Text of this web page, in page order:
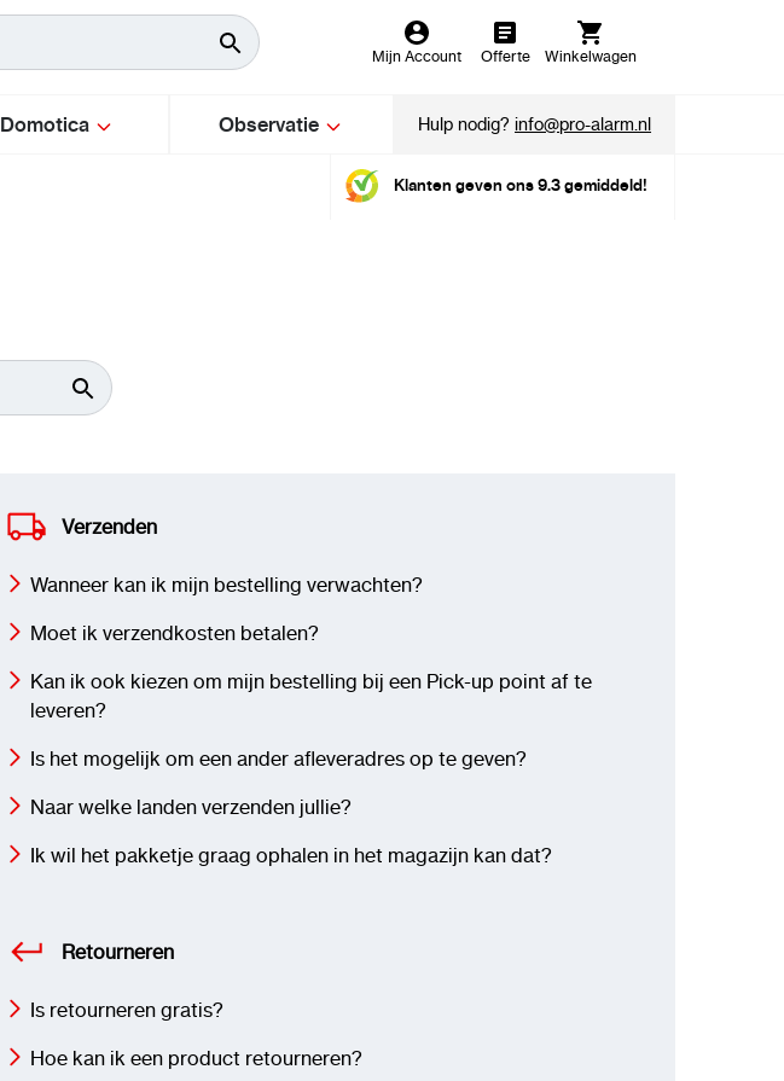
Mijn Account Offerte Winkelwagen
Domotica Observatie Hulp nodig?info@pro-alarm.nl
Klanten geven ons 9.3 gemiddeld!
Verzenden
Wanneer kan ik mijn bestelling verwachten?
Moet ik verzendkosten betalen?
Kan ik ook kiezen om mijn bestelling bij een Pick-up point af te
leveren?
Is het mogelijk om een ander afleveradres op te geven?
Naar welke landen verzenden jullie?
Ik wil het pakketje graag ophalen in het magazijn kan dat?
Retourneren
Is retourneren gratis?
Hoe kan ik een product retourneren?